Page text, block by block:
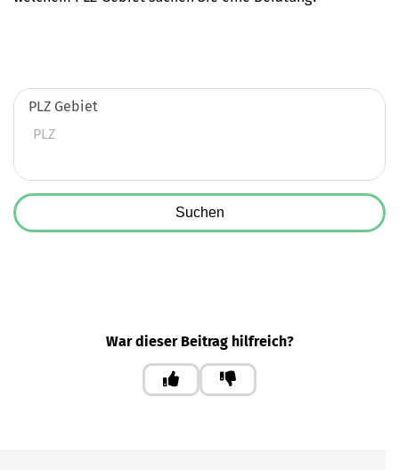
PLZ Gebiet
Suchen
War dieser Beitrag hilfreich?
Ja Nein